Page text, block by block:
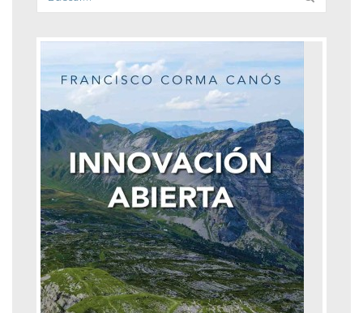
Formulario de búsqueda